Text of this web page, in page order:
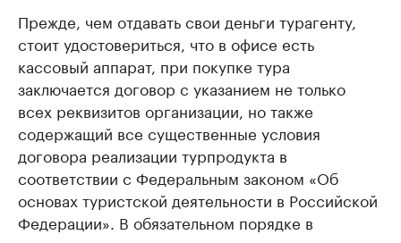
Прежде, чем отдавать свои деньги турагенту,
стоит удостовериться, что в офисе есть
кассовый аппарат, при покупке тура
заключается договор с указанием не только
всех реквизитов организации, но также
содержащий все существенные условия
договора реализации турпродукта в
соответствии с Федеральным законом «Об
основах туристской деятельности в Российской
Федерации». В обязательном порядке в